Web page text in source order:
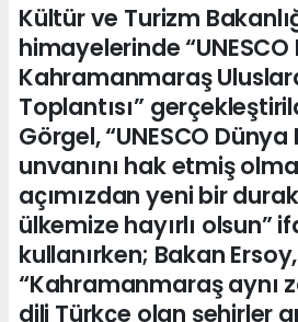
Kültür ve Turizm
himayelerinde
Kahramanmaraş
Toplantısı”
Görgel, “UNESCO
unvanını hak etmiş
açımızdan yeni bir
ülkemize hayırlı olsun”
kullanırken; Bakan Ersoy,
“Kahramanmaraş aynı
dili Türkçe olan şehirler